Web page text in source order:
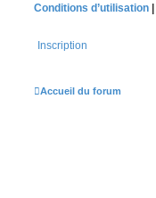
Conditions d’utilisation |
Inscription
Accueil du forum